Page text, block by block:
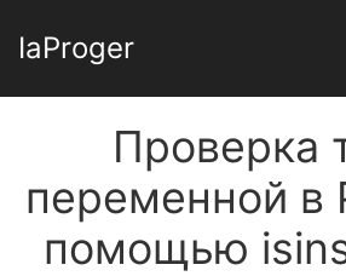
IaProger
Проверка
переменной в
помощью